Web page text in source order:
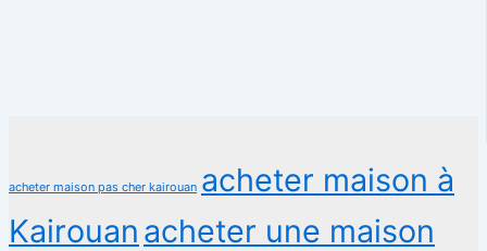
acheter maison pas cher kairouan acheter maison à
Kairouan acheter une maison